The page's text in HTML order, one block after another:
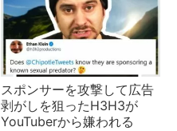
スポンサーを攻撃して広告
剥がしを狙ったH3H3が
YouTuberから嫌われる